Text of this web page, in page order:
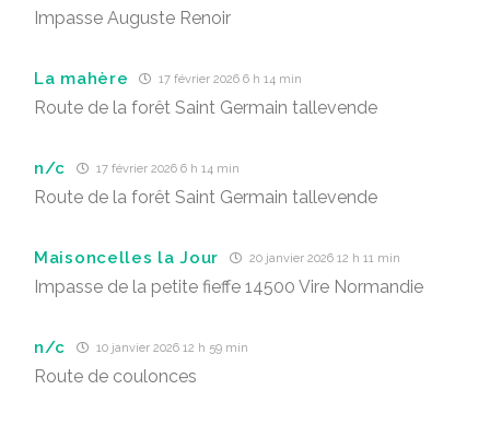
Impasse Auguste Renoir
La mahère 17 février 2026 6 h 14 min
Route de la forêt Saint Germain tallevende
n/c 17 février 2026 6 h 14 min
Route de la forêt Saint Germain tallevende
Maisoncelles la Jour 20 janvier 2026 12 h 11 min
Impasse de la petite fieffe 14500 Vire Normandie
n/c 10 janvier 2026 12 h 59 min
Route de coulonces